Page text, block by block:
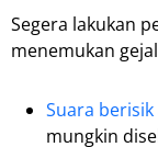
Segera lakukan
menemukan
Suara berisik
mungkin